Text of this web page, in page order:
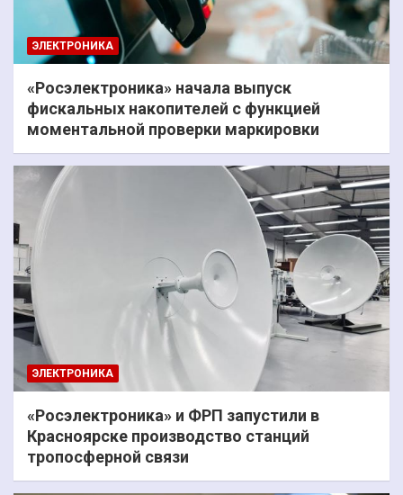
ЭЛЕКТРОНИКА
«Росэлектроника» начала выпуск
фискальных накопителей с функцией
моментальной проверки маркировки
ЭЛЕКТРОНИКА
«Росэлектроника» и ФРП запустили в
Красноярске производство станций
тропосферной связи